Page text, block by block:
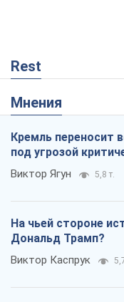
Rest
Мнения
Кремль переносит
под угрозой
Виктор Ягун 5,8 т.
На чьей стороне
Дональд Трамп?
Виктор Каспрук